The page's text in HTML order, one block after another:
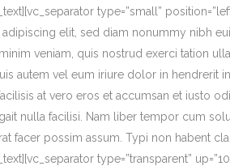
type=”small”
elit, sed diam nonummy nibh
veniam, quis nostrud exerci tation
autem vel eum iriure dolor in hendrerit
at vero eros et accumsan et iusto
nulla facilisi. Nam liber tempor cum
facer possim assum. Typi non habent
type=”transparent”